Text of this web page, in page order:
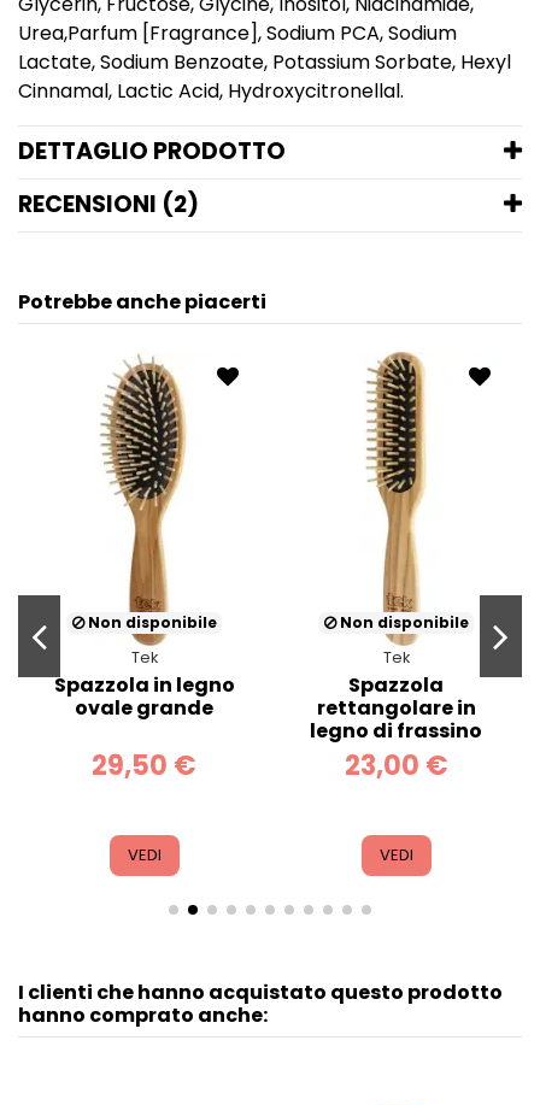
Urea,Parfum [Fragrance], Sodium PCA, Sodium
Lactate, Sodium Benzoate, Potassium Sorbate, Hexyl
Cinnamal, Lactic Acid, Hydroxycitronellal.
DETTAGLIO PRODOTTO
RECENSIONI (2)
Potrebbe anche piacerti
Non disponibile
Tek
Spazzola in legno
ovale grande
29,50 €
VEDI
Non disponibile
Tek
Spazzola
rettangolare in
legno di frassino
23,00 €
VEDI
I clienti che hanno acquistato questo prodotto
hanno comprato anche: